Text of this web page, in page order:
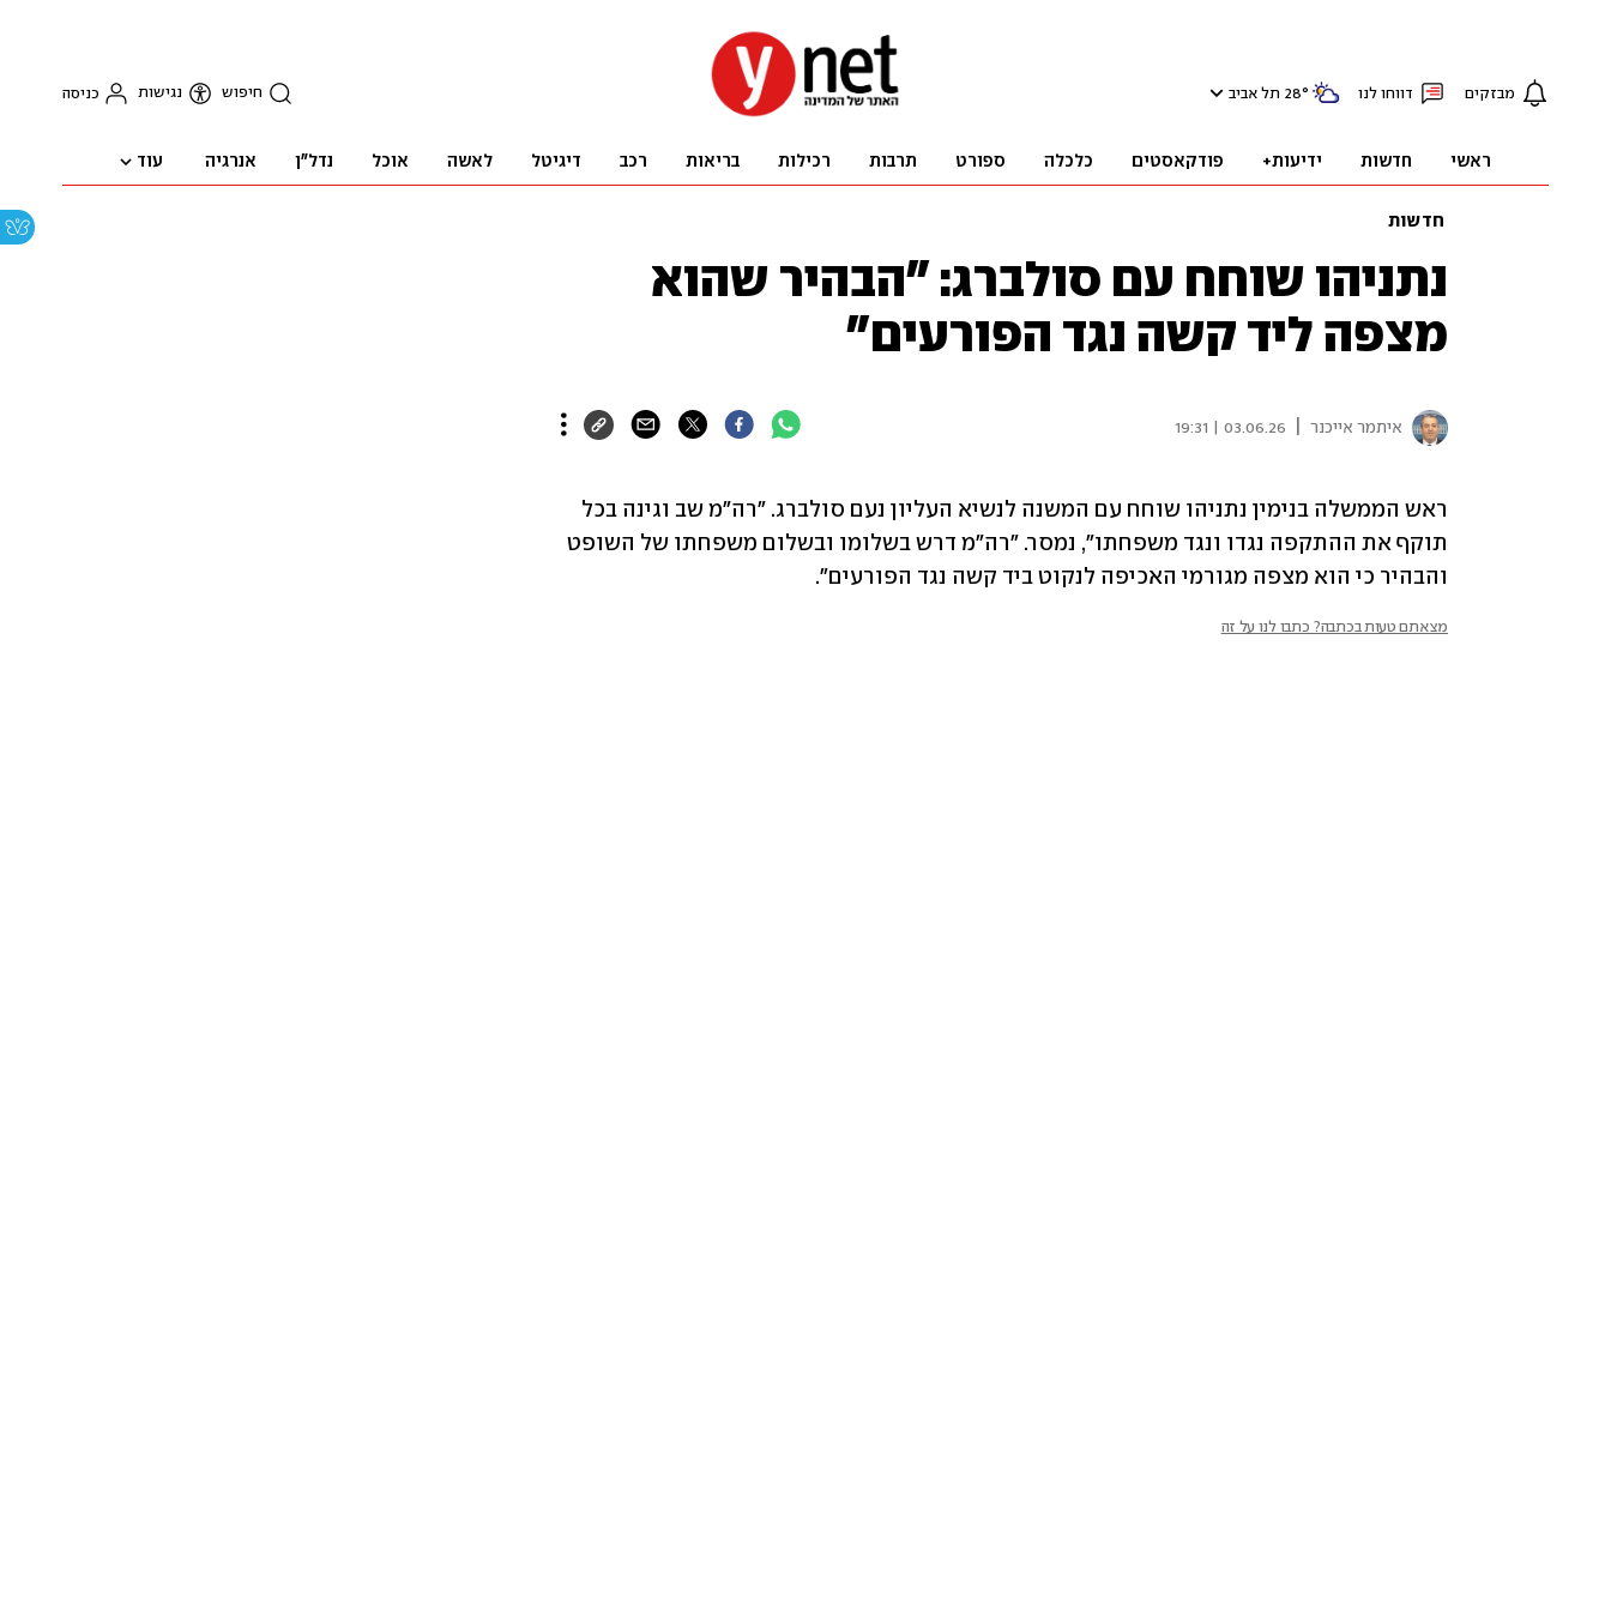
מבזקים דווחו לנו 28° תל אביב חיפוש נגישות כניסה
ראשי חדשות ידיעות+ פודקאסטים כלכלה ספורט תרבות רכילות בריאות רכב דיגיטל לאשה אוכל נדל"ן אנרגיה עוד
חדשות
נתניהו שוחח עם סולברג: "הבהיר שהוא
מצפה ליד קשה נגד הפורעים"
איתמר אייכנר 03.06.26 | 19:31
והבהיר כי הוא מצפה מגורמי האכיפה לנקוט ביד קשה נגד הפורעים".
מצאתם טעות בכתבה? כתבו לנו על זה